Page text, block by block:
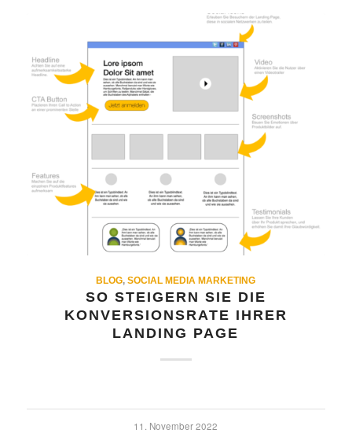
BLOG,SOCIAL MEDIA MARKETING
SO STEIGERN SIE DIE
KONVERSIONSRATE IHRER
LANDING PAGE
11. November 2022